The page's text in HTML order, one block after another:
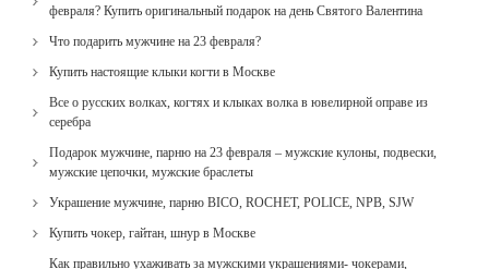
февраля? Купить оригинальный подарок на день Святого Валентина
Что подарить мужчине на 23 февраля?
Купить настоящие клыки когти в Москве
Все о русских волках, когтях и клыках волка в ювелирной оправе из
серебра
Подарок мужчине, парню на 23 февраля – мужские кулоны, подвески,
мужские цепочки, мужские браслеты
Украшение мужчине, парню BICO, ROCHET, POLICE, NPB, SJW
Купить чокер, гайтан, шнур в Москве
Как правильно ухаживать за мужскими украшениями- чокерами,